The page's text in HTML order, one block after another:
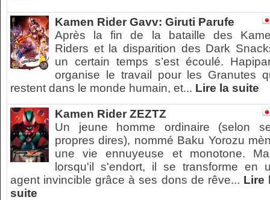
Kamen Rider Gavv: Giruti Parufe
Après la fin de la bataille des
Riders et la disparition des Dark
un certain temps s’est écoulé.
organise le travail pour les Granutes
restent dans le monde humain, et... Lire la suite
Kamen Rider ZEZTZ
Un jeune homme ordinaire (selon
propres dires), nommé Baku Yorozu
une vie ennuyeuse et monotone.
lorsqu'il s'endort, il se transforme en
agent invincible grâce à ses dons de rêve... Lire
suite